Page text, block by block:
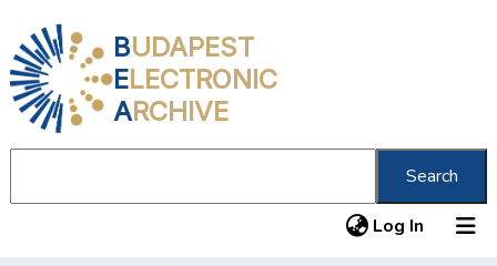
BUDAPEST
ELECTRONIC
ARCHIVE
Search
Log In (current)